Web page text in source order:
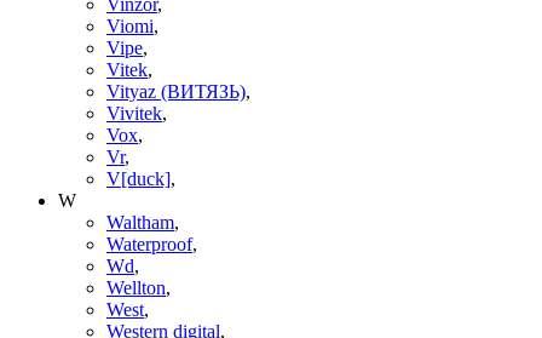
Viomi,
Vipe,
Vitek,
Vityaz (ВИТЯЗЬ),
Vivitek,
Vox,
Vr,
V[duck],
W
Waltham,
Waterproof,
Wd,
Wellton,
West,
Western digital,